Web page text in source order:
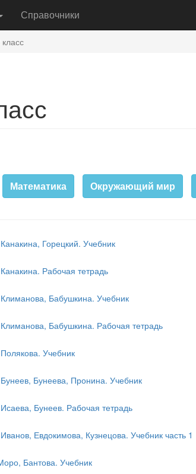
Справочники
Математика Окружающий мир
Горецкий. Учебник
Рабочая тетрадь
Климанова, Бабушкина. Учебник
Климанова, Бабушкина. Рабочая тетрадь
Учебник
Бунеев, Бунеева, Пронина. Учебник
Бунеев. Рабочая тетрадь
Евдокимова, Кузнецова. Учебник часть 1
Бантова. Учебник